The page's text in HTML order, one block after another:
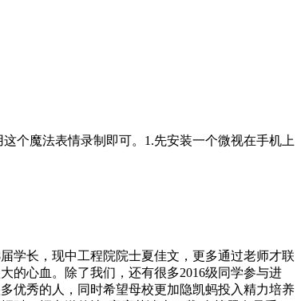
个魔法表情录制即可。1.先安装一个微视在手机上
学长，现中工程院院士夏佳文，更多通过老师才联
的心血。除了我们，还有很多2016级同学参与进
优秀的人，同时希望母校更加隐凯蚂投入精力培养